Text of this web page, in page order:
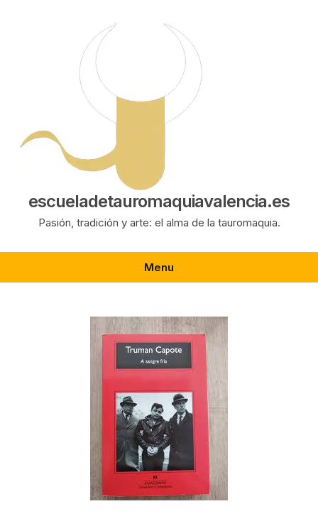
escueladetauromaquiavalencia.es
Pasión, tradición y arte: el alma de la tauromaquia.
Menu